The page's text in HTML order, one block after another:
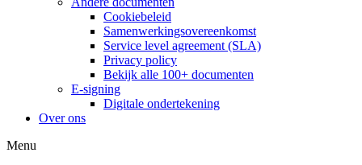
Cookiebeleid
Samenwerkingsovereenkomst
Service level agreement (SLA)
Privacy policy
Bekijk alle 100+ documenten
E-signing
Digitale ondertekening
Over ons
Menu